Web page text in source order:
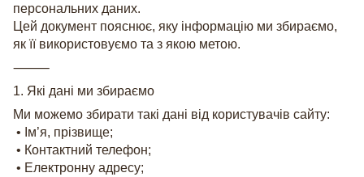
персональних даних.
Цей документ пояснює, яку інформацію ми збираємо,
як її використовуємо та з якою метою.
⸻
1. Які дані ми збираємо
Ми можемо збирати такі дані від користувачів сайту:
• Ім’я, прізвище;
• Контактний телефон;
• Електронну адресу;